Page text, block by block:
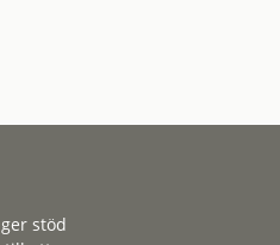
stöd